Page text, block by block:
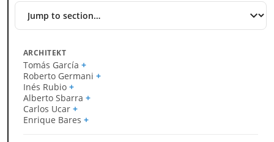
Jump
section
ARCHITEKT
Tomás García
Roberto Germani
Inés Rubio
Alberto Sbarra
Carlos Ucar
Enrique Bares